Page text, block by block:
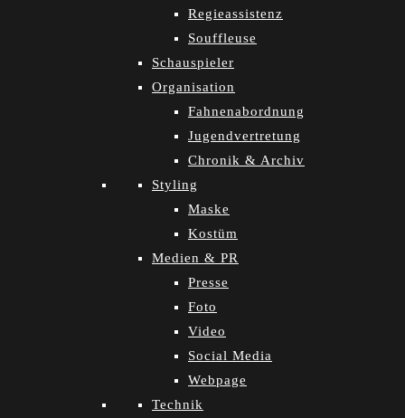
Regieassistenz
Souffleuse
Schauspieler
Organisation
Fahnenabordnung
Jugendvertretung
Chronik & Archiv
Styling
Maske
Kostüm
Medien & PR
Presse
Foto
Video
Social Media
Webpage
Technik